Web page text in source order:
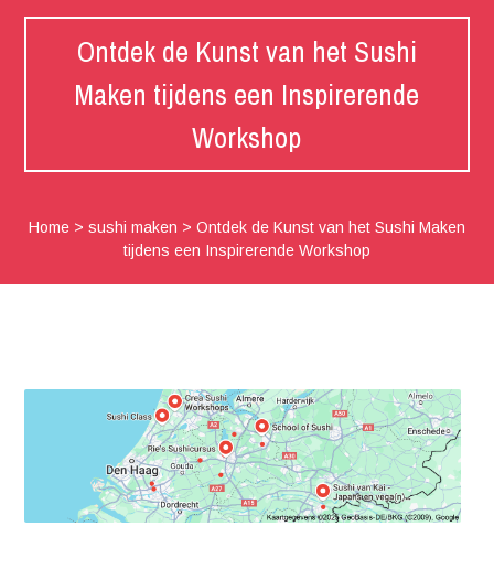
Ontdek de Kunst van het Sushi
Maken tijdens een Inspirerende
Workshop
Home> sushi maken > Ontdek de Kunst van het Sushi Maken
tijdens een Inspirerende Workshop